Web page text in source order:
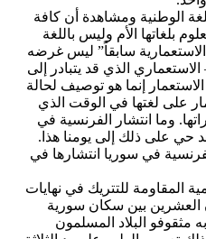
الوطنية ومشاهدة أن كافة
بلغاتها الأم وليس باللغة
“الاستعمارية سابقاً” ليس غرضه
الذي قد يتبادر إلى
إنما هو توصيف لحالة
على لغتها في الوقت الذي
وما انتشار الفرنسية في
حي على ذلك إلى يومنا هذا.
في سوريا انتشارها في
المقاومة للتتريك في نهايات
العشرين بين سكان سورية
مثقوفو البلاد المسلمون